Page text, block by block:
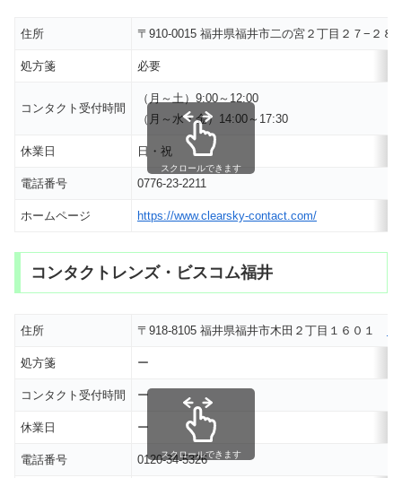
住所 〒910-0015 福井県福井市二の宮２丁目２７−２
処方箋 必要
コンタクト受付時間
（月～土）9:00～12:00
（月～水・金）14:00～17:30
休業日 日・祝
電話番号 0776-23-2211
ホームページ https://www.clearsky-contact.com/
スクロールできます
コンタクトレンズ・ビスコム福井
住所 〒918-8105 福井県福井市木田２丁目１６０１
処方箋 ー
コンタクト受付時間 ー
休業日 ー
電話番号 0120-34-5326
スクロールできます